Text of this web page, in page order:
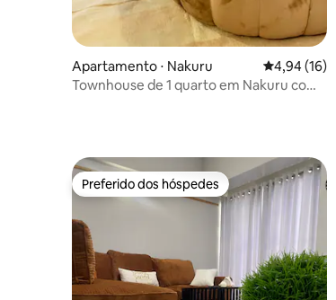
Apartamento ⋅ Nakuru 4,94 de
4,94 (16)
Townhouse de 1 quarto em Nakuru com
Preferido dos hóspedes
Preferido dos hóspedes